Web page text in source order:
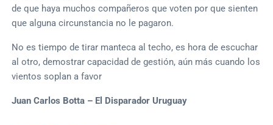
de que haya muchos compañeros que voten por que sienten
que alguna circunstancia no le pagaron.
No es tiempo de tirar manteca al techo, es hora de escuchar
al otro, demostrar capacidad de gestión, aún más cuando los
vientos soplan a favor
Juan Carlos Botta – El Disparador Uruguay